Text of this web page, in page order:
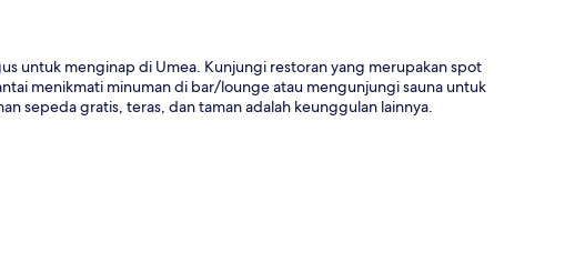
untuk menginap di Umea. Kunjungi restoran yang merupakan spot
menikmati minuman di bar/lounge atau mengunjungi sauna untuk
sepeda gratis, teras, dan taman adalah keunggulan lainnya.